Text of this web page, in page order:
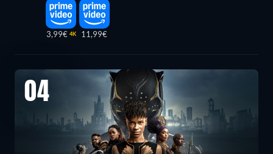
3,99€ 4K 11,99€
04